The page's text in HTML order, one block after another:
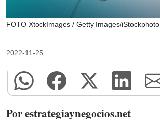
FOTO XtockImages / Getty Images/iStockphoto
2022-11-25
Por estrategiaynegocios.net